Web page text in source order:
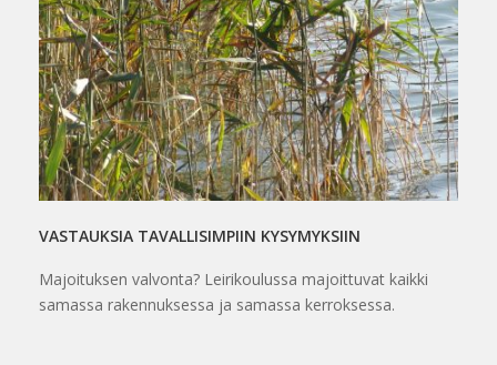
VASTAUKSIA TAVALLISIMPIIN KYSYMYKSIIN
Majoituksen valvonta? Leirikoulussa majoittuvat kaikki
samassa rakennuksessa ja samassa kerroksessa.